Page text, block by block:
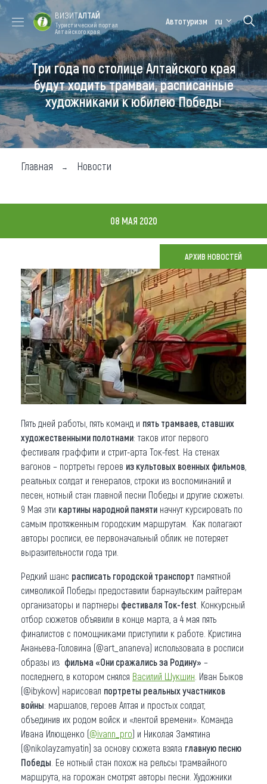
Форум VISIT
ALTAI
Цветение
маральника
Медицинский
форум
Алтайская
зимовка
Туры
Где побывать
Чем заняться
Карта
Что привезти (сувениры)
О регионе
Коллекция впечатлений
Другие рубрики
ВИЗИТАЛТАЙ
Туристический портал
Алтайского края
Автотуризм ru
Три года по столице Алтайского края
будут ходить трамваи, расписанные
художниками к юбилею Победы
Главная Новости
08 МАЯ 2020
АРХИВ НОВОСТЕЙ
Пять дней работы, пять команд и пять трамваев, ставших
художественными полотнами: таков итог первого
фестиваля граффити и стрит-арта Ток-fest. На стенах
вагонов – портреты героев из культовых военных фильмов
реальных солдат и генералов, строки из воспоминаний и
песен, нотный стан главной песни Победы и другие сюжеты.
9 Мая эти картины народной памяти начнут курсировать по
самым протяженным городским маршрутам. Как полагают
авторы росписи, ее первоначальный облик не потеряет
выразительности года три.
Редкий шанс расписать городской транспорт памятной
символикой Победы предоставили барнаульским райтерам
организаторы и партнеры фестиваля Ток-fest . Конкурсный
отбор сюжетов объявили в конце марта, а 4 мая пять
финалистов с помощниками приступили к работе. Кристина
Ананьева-Головина (@art_ananeva) использовала в росписи
образы из фильма «Они сражались за Родину» –
последнего, в котором снялся Василий Шукшин . Иван Быков
(@ibykovv) нарисовал портреты реальных участников
войны: маршалов, героев Алтая и простых солдат,
объединив их родом войск и «лентой времени». Команда
Ивана Илющенко (@ivann_pro) и Николая Замятина
(@nikolayzamyatin) за основу сюжета взяла главную песню
Победы . Ее нотный стан похож на рельсы трамвайного
маршрута, на горожан смотрят авторы песни. Художники